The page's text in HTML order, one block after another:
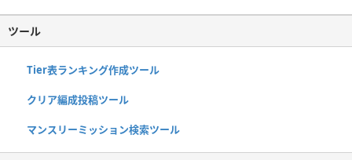
ツール
Tier表ランキング作成ツール
クリア編成投稿ツール
マンスリーミッション検索ツール